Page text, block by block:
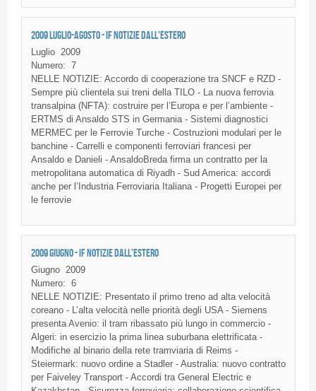
2009 LUGLIO-AGOSTO - IF NOTIZIE DALL'ESTERO
Luglio 2009
Numero: 7
NELLE NOTIZIE: Accordo di cooperazione tra SNCF e RZD -
Sempre più clientela sui treni della TILO - La nuova ferrovia
transalpina (NFTA): costruire per l’Europa e per l’ambiente -
ERTMS di Ansaldo STS in Germania - Sistemi diagnostici
MERMEC per le Ferrovie Turche - Costruzioni modulari per le
banchine - Carrelli e componenti ferroviari francesi per
Ansaldo e Danieli - AnsaldoBreda firma un contratto per la
metropolitana automatica di Riyadh - Sud America: accordi
anche per l’Industria Ferroviaria Italiana - Progetti Europei per
le ferrovie
2009 GIUGNO - IF NOTIZIE DALL'ESTERO
Giugno
2009
Numero: 6
NELLE NOTIZIE: Presentato il primo treno ad alta velocità
coreano - L’alta velocità nelle priorità degli USA - Siemens
presenta Avenio: il tram ribassato più lungo in commercio -
Algeri: in esercizio la prima linea suburbana elettrificata -
Modifiche al binario della rete tramviaria di Reims -
Steiermark: nuovo ordine a Stadler - Australia: nuovo contratto
per Faiveley Transport - Accordi tra General Electric e